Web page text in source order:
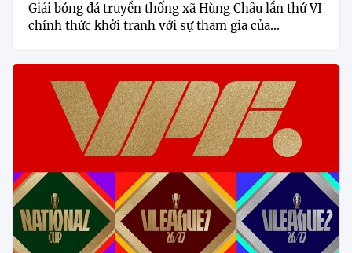
Giải bóng đá truyền thống xã Hùng Châu lần thứ VI
chính thức khởi tranh với sự tham gia của...